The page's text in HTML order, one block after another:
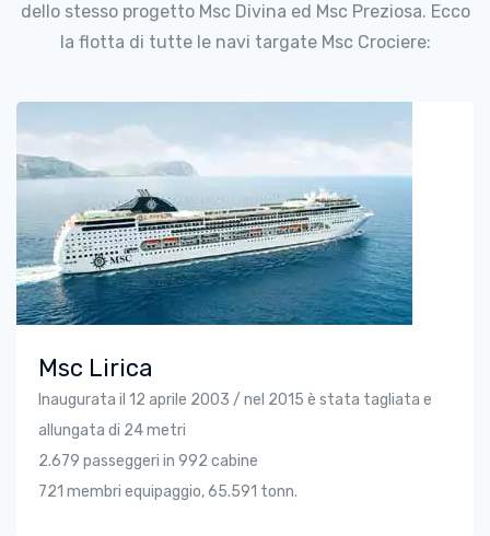
dello stesso progetto Msc Divina ed Msc Preziosa. Ecco
la flotta di tutte le navi targate Msc Crociere:
Msc Lirica
Inaugurata il 12 aprile 2003 / nel 2015 è stata tagliata e
allungata di 24 metri
2.679 passeggeri in 992 cabine
721 membri equipaggio, 65.591 tonn.